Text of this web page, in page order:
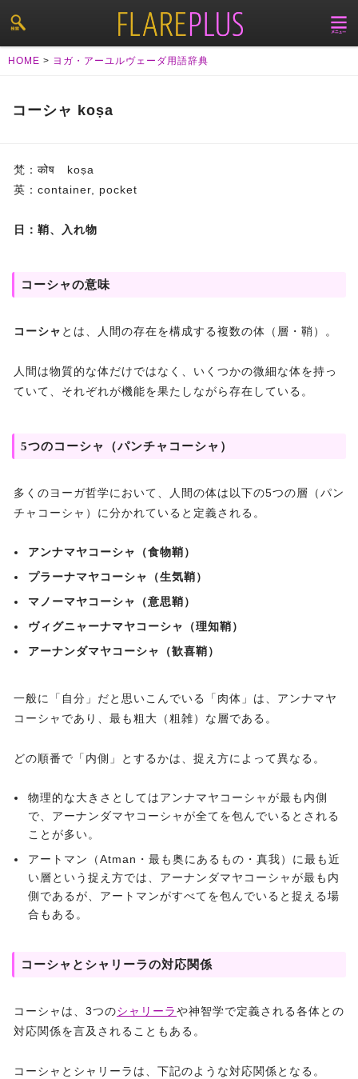
HOME > ヨガ・アーユルヴェーダ用語辞典
コーシャ koṣa
梵：कोष koṣa
英：container, pocket
日：鞘、入れ物
コーシャの意味
コーシャ とは、人間の存在を構成する複数の体（層・鞘）。
人間は物質的な体だけではなく、いくつかの微細な体を持っ
ていて、それぞれが機能を果たしながら存在している。
5つのコーシャ（パンチャコーシャ）
多くのヨーガ哲学において、人間の体は以下の5つの層（パン
チャコーシャ）に分かれていると定義される。
アンナマヤコーシャ（食物鞘）
プラーナマヤコーシャ（生気鞘）
マノーマヤコーシャ（意思鞘）
ヴィグニャーナマヤコーシャ（理知鞘）
アーナンダマヤコーシャ（歓喜鞘）
一般に「自分」だと思いこんでいる「肉体」は、アンナマヤ
コーシャであり、最も粗大（粗雑）な層である。
どの順番で「内側」とするかは、捉え方によって異なる。
物理的な大きさとしてはアンナマヤコーシャが最も内側
で、アーナンダマヤコーシャが全てを包んでいるとされる
ことが多い。
アートマン（Atman・最も奥にあるもの・真我）に最も近
い層という捉え方では、アーナンダマヤコーシャが最も内
側であるが、アートマンがすべてを包んでいると捉える場
合もある。
コーシャとシャリーラの対応関係
コーシャは、3つのシャリーラや神智学で定義される各体との
対応関係を言及されることもある。
コーシャとシャリーラは、下記のような対応関係となる。